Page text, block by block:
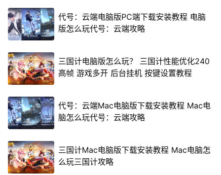
代号：云端电脑版PC端下载安装教程 电脑
版怎么玩代号：云端攻略
三国计电脑版怎么玩？ 三国计性能优化240
高帧 游戏多开 后台挂机 按键设置教程
代号：云端Mac电脑版下载安装教程 Mac电
脑怎么玩代号：云端攻略
三国计Mac电脑版下载安装教程 Mac电脑怎
么玩三国计攻略